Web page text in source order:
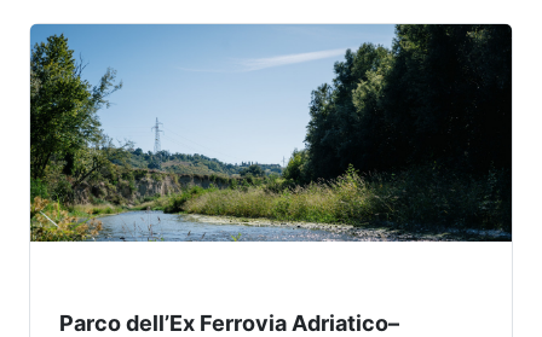
Parco dell’Ex Ferrovia Adriatico–